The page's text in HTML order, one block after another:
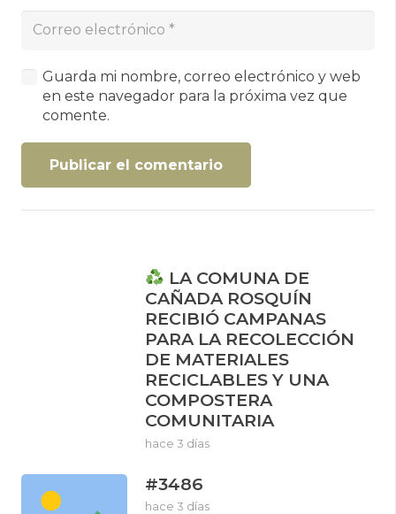
Guarda mi nombre, correo electrónico y web
en este navegador para la próxima vez que
comente.
Publicar el comentario
LA COMUNA DE
CAÑADA ROSQUÍN
RECIBIÓ CAMPANAS
PARA LA RECOLECCIÓN
DE MATERIALES
RECICLABLES Y UNA
COMPOSTERA
COMUNITARIA
hace 3 días
#3486
hace 3 días